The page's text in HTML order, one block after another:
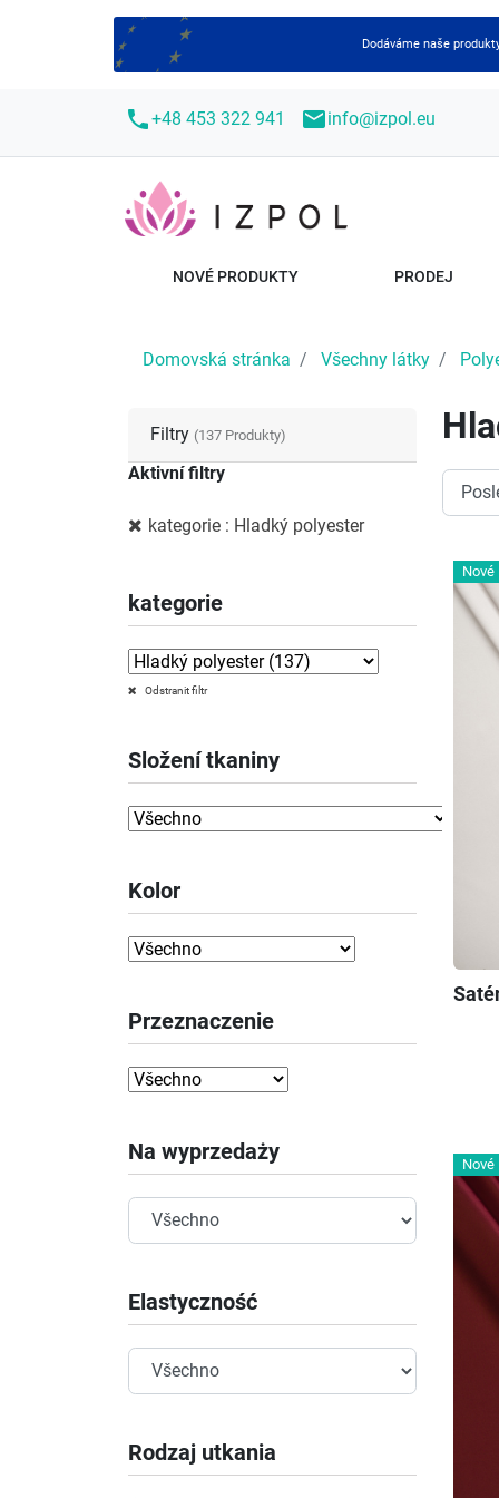
Dodáváme naše
call+48 453 322 941 mailinfo@izpol.eu
NOVÉ PRODUKTY PRODEJ
Domovská stránka Všechny látky
Filtry (137 Produkty)
Aktivní filtry
kategorie : Hladký polyester
kategorie
Odstranit filtr
Složení tkaniny
Kolor
Przeznaczenie
Na wyprzedaży
Elastyczność
Rodzaj utkania
Nové
Nové